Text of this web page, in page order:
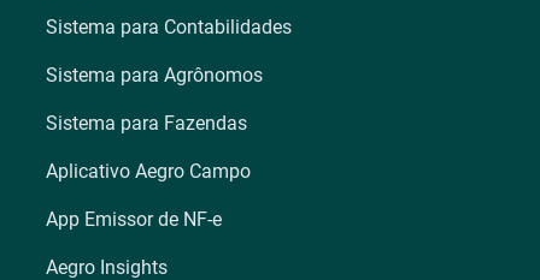
Sistema para Contabilidades
Sistema para Agrônomos
Sistema para Fazendas
Aplicativo Aegro Campo
App Emissor de NF-e
Aegro Insights